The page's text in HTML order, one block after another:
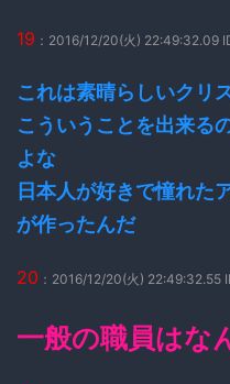
19 ：2016/12/20(火) 22:49:32.09
これは素晴らしいクリ
こういうことを出来る
よな
日本人が好きで憧れた
が作ったんだ
20 ：2016/12/20(火) 22:49:32.55
一般の職員はな